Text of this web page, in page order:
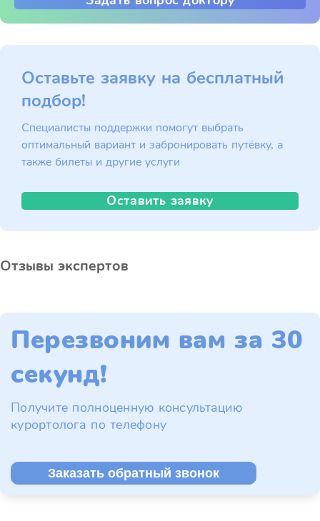
Оставьте заявку на бесплатный
подбор!
Специалисты поддержки помогут выбрать
оптимальный вариант и забронировать путёвку, а
также билеты и другие услуги
Оставить заявку
Отзывы экспертов
Перезвоним вам за 30
секунд!
Получите полноценную консультацию
курортолога по телефону
Заказать обратный звонок